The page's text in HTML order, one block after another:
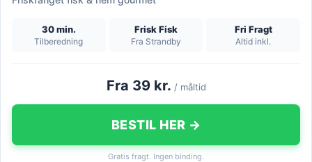
30 min.
Tilberedning
Frisk Fisk
Fra Strandby
Fri Fragt
Altid inkl.
Fra 39 kr. / måltid
BESTIL HER →
Gratis fragt. Ingen binding.